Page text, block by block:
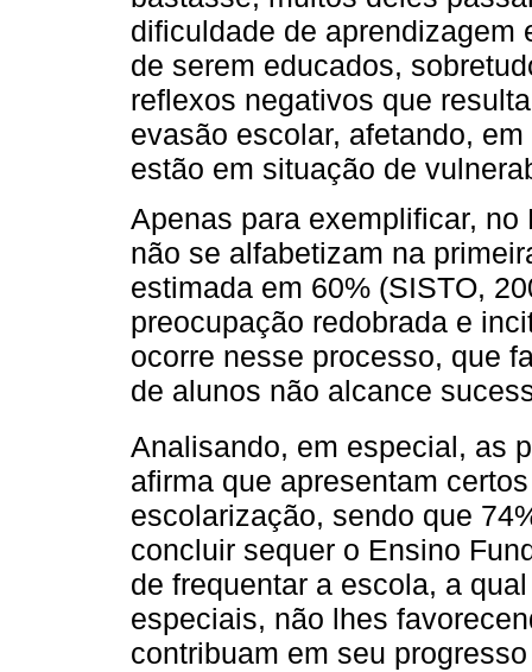
dificuldade de aprendizagem
de serem educados,
reflexos negativos que
evasão escolar, afetando,
estão em situação de
Apenas para exemplificar,
não se alfabetizam na
estimada em 60% (SISTO,
preocupação redobrada e
ocorre nesse processo, que
de alunos não alcance
Analisando, em especial, as
afirma que apresentam
escolarização, sendo que
concluir sequer o Ensino
de frequentar a escola, a
especiais, não lhes
contribuam em seu